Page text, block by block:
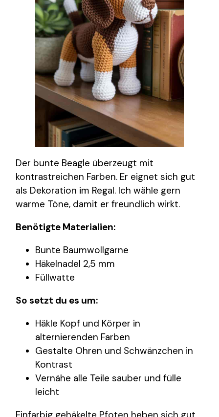
Der bunte Beagle überzeugt mit
kontrastreichen Farben. Er eignet sich gut
als Dekoration im Regal. Ich wähle gern
warme Töne, damit er freundlich wirkt.
Benötigte Materialien:
Bunte Baumwollgarne
Häkelnadel 2,5 mm
Füllwatte
So setzt du es um:
Häkle Kopf und Körper in
alternierenden Farben
Gestalte Ohren und Schwänzchen in
Kontrast
Vernähe alle Teile sauber und fülle
leicht